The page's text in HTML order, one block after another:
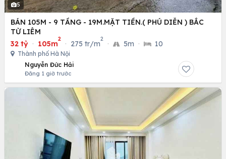
5
BÁN 105M - 9 TẦNG - 19M.MẶT TIỀN.( PHÚ DIỄN ) BẮC
TỪ LIÊM
32 tỷ · 105m
2
· 275 tr/m
2
· 5m · 10
Thành phố Hà Nội
Nguyễn Đức Hải
Đăng 1 giờ trước